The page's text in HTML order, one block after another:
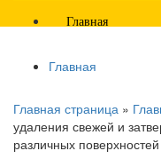
Главная
Главная
Главная страница »
удаления свежей и
различных поверхностей